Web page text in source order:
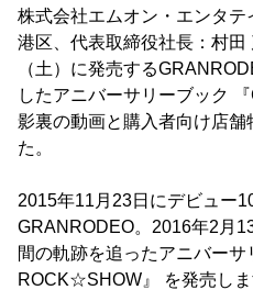
株式会社エムオン・エンタ
港区、代表取締役社長：村田
（土）に発売する
したアニバーサリーブック
影裏の動画と購入者向け店
た。
2015年11月23日にデビュー
GRANRODEO。2016年2月
間の軌跡を追ったアニバーサ
ROCK☆SHOW』 を発売し